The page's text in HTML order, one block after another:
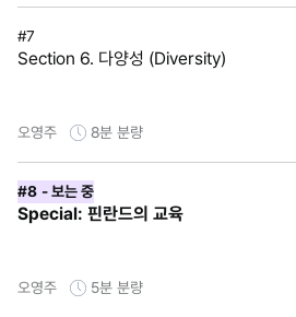
#7
Section 6. 다양성 (Diversity)
오영주 8분 분량
#8 - 보는 중
Special: 핀란드의 교육
오영주 5분 분량